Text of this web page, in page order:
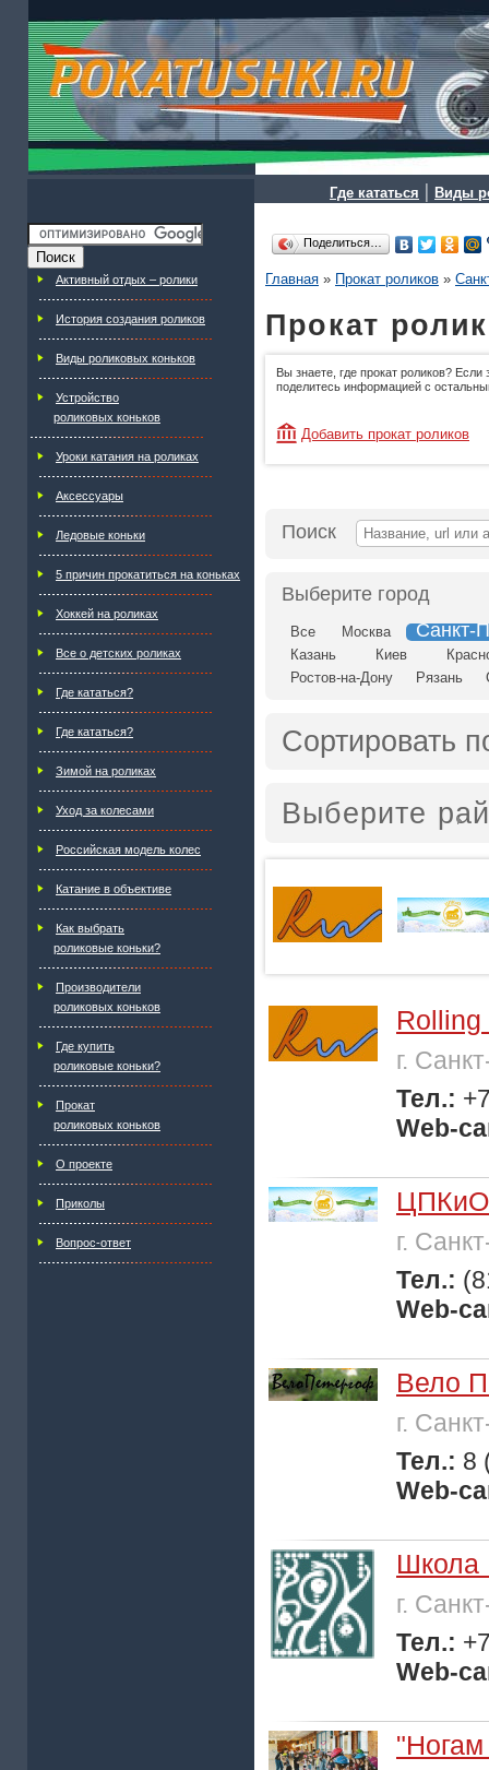
Где кататься | Виды
Активный отдых – ролики
История создания роликов
Виды роликовых коньков
Устройство
роликовых коньков
Уроки катания на роликах
Аксессуары
Ледовые коньки
5 причин прокатиться на коньках
Хоккей на роликах
Все о детских роликах
Где кататься?
Где кататься?
Зимой на роликах
Уход за колесами
Российская модель колес
Катание в объективе
Как выбрать
роликовые коньки?
Производители
роликовых коньков
Где купить
роликовые коньки?
Прокат
роликовых коньков
О проекте
Приколы
Вопрос-ответ
Поделиться…
Главная » Прокат роликов »
Прокат
Вы знаете, где прокат роликов? Если
поделитесь информацией с
Добавить прокат роликов
Поиск
Выберите город
Все Москва Санкт-
Казань Киев
Ростов-на-Дону
Рязань
Сортировать
Выберите
Rolling
г.
Тел.:
Web-
ЦПКиО
г.
Тел.:
Web-
Вело
г.
Тел.: 8
Web-
Школа
г.
Тел.:
Web-
"Ногам